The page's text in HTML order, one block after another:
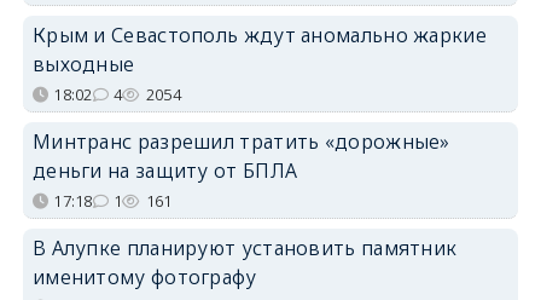
Крым и Севастополь ждут аномально жаркие
выходные
18:02 4 2054
Минтранс разрешил тратить «дорожные»
деньги на защиту от БПЛА
17:18 1 161
В Алупке планируют установить памятник
именитому фотографу